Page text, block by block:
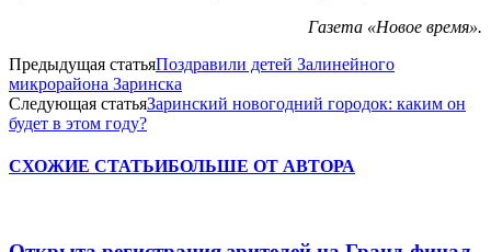
Газета «Новое время».
Предыдущая статьяПоздравили детей Залинейного
микрорайона Заринска
Следующая статьяЗаринский новогодний городок: каким он
будет в этом году?
СХОЖИЕ СТАТЬИБОЛЬШЕ ОТ АВТОРА